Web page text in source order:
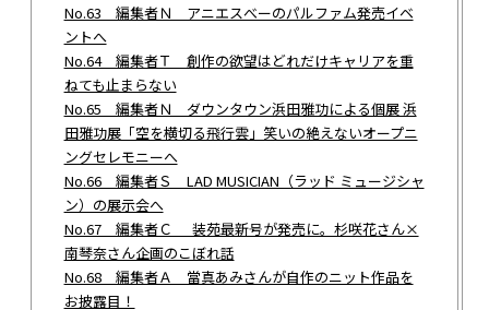
No.63 編集者Ｎ アニエスべーのパルファム発売イベ
ントへ
No.64 編集者Ｔ 創作の欲望はどれだけキャリアを重
ねても止まらない
No.65 編集者Ｎ ダウンタウン浜田雅功による個展 浜
田雅功展「空を横切る飛行雲」笑いの絶えないオープニ
ングセレモニーへ
No.66 編集者Ｓ LAD MUSICIAN（ラッド ミュージシャ
ン）の展示会へ
No.67 編集者Ｃ 装苑最新号が発売に。杉咲花さん×
南琴奈さん企画のこぼれ話
No.68 編集者Ａ 當真あみさんが自作のニット作品を
お披露目！